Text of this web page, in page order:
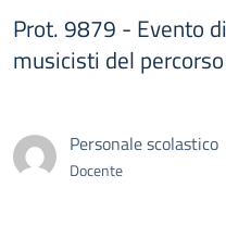
Prot. 9879 - Evento
musicisti del
Personale scolastico
Docente